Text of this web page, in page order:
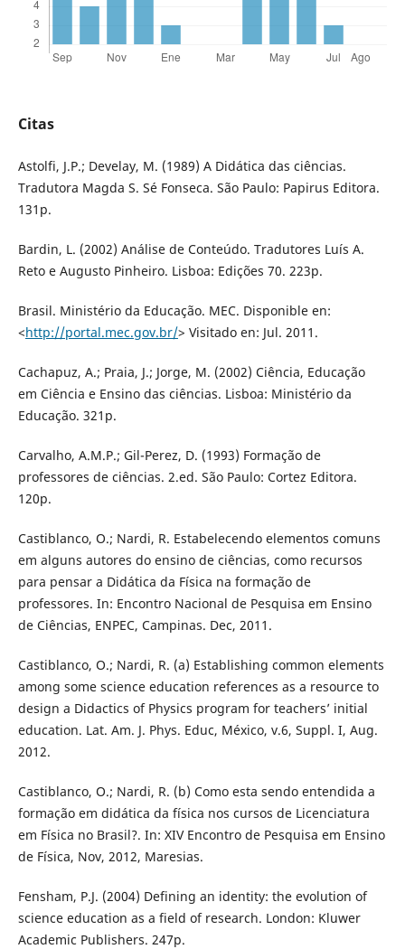
Citas
Astolfi, J.P.; Develay, M. (1989) A Didática das ciências.
Tradutora Magda S. Sé Fonseca. São Paulo: Papirus Editora.
131p.
Bardin, L. (2002) Análise de Conteúdo. Tradutores Luís A.
Reto e Augusto Pinheiro. Lisboa: Edições 70. 223p.
Brasil. Ministério da Educação. MEC. Disponible en:
<http://portal.mec.gov.br/> Visitado en: Jul. 2011.
Cachapuz, A.; Praia, J.; Jorge, M. (2002) Ciência, Educação
em Ciência e Ensino das ciências. Lisboa: Ministério da
Educação. 321p.
Carvalho, A.M.P.; Gil-Perez, D. (1993) Formação de
professores de ciências. 2.ed. São Paulo: Cortez Editora.
120p.
Castiblanco, O.; Nardi, R. Estabelecendo elementos comuns
em alguns autores do ensino de ciências, como recursos
para pensar a Didática da Física na formação de
professores. In: Encontro Nacional de Pesquisa em Ensino
de Ciências, ENPEC, Campinas. Dec, 2011.
Castiblanco, O.; Nardi, R. (a) Establishing common elements
among some science education references as a resource to
design a Didactics of Physics program for teachers’ initial
education. Lat. Am. J. Phys. Educ, México, v.6, Suppl. I, Aug.
2012.
Castiblanco, O.; Nardi, R. (b) Como esta sendo entendida a
formação em didática da física nos cursos de Licenciatura
em Física no Brasil?. In: XIV Encontro de Pesquisa em Ensino
de Física, Nov, 2012, Maresias.
Fensham, P.J. (2004) Defining an identity: the evolution of
science education as a field of research. London: Kluwer
Academic Publishers. 247p.